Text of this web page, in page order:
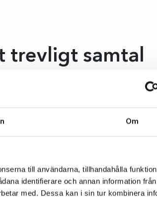
Om
till användarna, tillhandahålla
identifierare och annan information
med. Dessa kan i sin tur kombinera
trevligt samtal
nedan, så kontaktar vi dig